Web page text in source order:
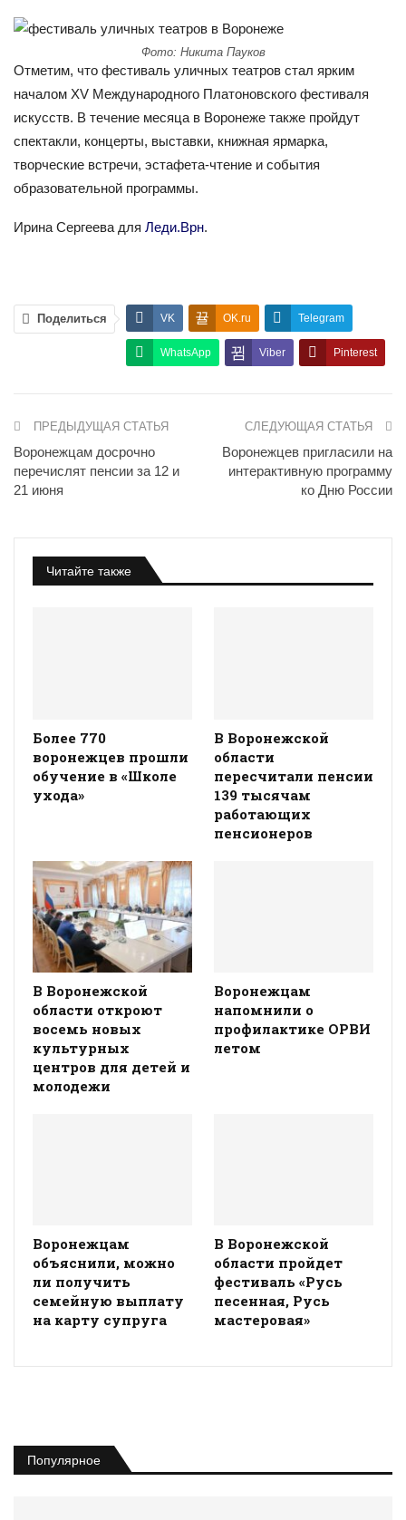
Фото: Никита Пауков
Отметим, что фестиваль уличных театров стал ярким
началом XV Международного Платоновского фестиваля
искусств. В течение месяца в Воронеже также пройдут
спектакли, концерты, выставки, книжная ярмарка,
творческие встречи, эстафета-чтение и события
образовательной программы.
Ирина Сергеева для Леди.Врн.
Поделиться VK OK.ru Telegram
WhatsApp Viber Pinterest
ПРЕДЫДУЩАЯ СТАТЬЯ
Воронежцам досрочно
перечислят пенсии за 12 и
21 июня
СЛЕДУЮЩАЯ СТАТЬЯ
Воронежцев пригласили на
интерактивную программу
ко Дню России
Читайте также
Более 770
воронежцев прошли
обучение в «Школе
ухода»
В Воронежской
области
пересчитали пенсии
139 тысячам
работающих
пенсионеров
В Воронежской
области откроют
восемь новых
культурных
центров для детей и
молодежи
Воронежцам
напомнили о
профилактике ОРВИ
летом
Воронежцам
объяснили, можно
ли получить
семейную выплату
на карту супруга
В Воронежской
области пройдет
фестиваль «Русь
песенная, Русь
мастеровая»
Популярное